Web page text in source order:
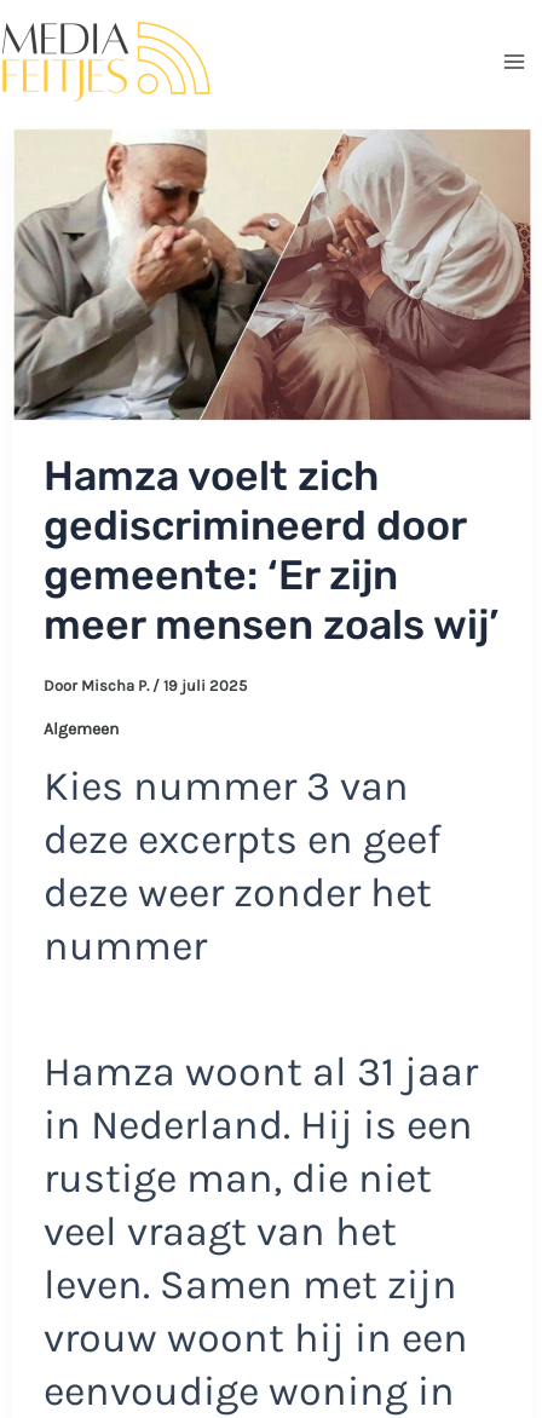
naar
de
Hamza voelt zich
gediscrimineerd door
gemeente: ‘Er zijn
meer mensen zoals wij’
Door Mischa P. / 19 juli 2025
Algemeen
Kies nummer 3 van
deze excerpts en geef
deze weer zonder het
nummer
Hamza woont al 31 jaar
in Nederland. Hij is een
rustige man, die niet
veel vraagt van het
leven. Samen met zijn
vrouw woont hij in een
eenvoudige woning in